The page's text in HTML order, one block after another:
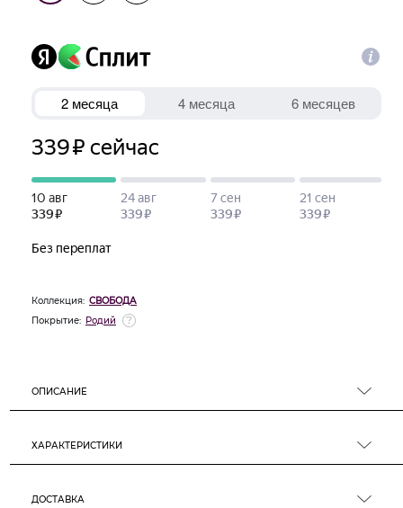
Коллекция: СВОБОДА
Покрытие: Родий
ОПИСАНИЕ
ХАРАКТЕРИСТИКИ
ДОСТАВКА